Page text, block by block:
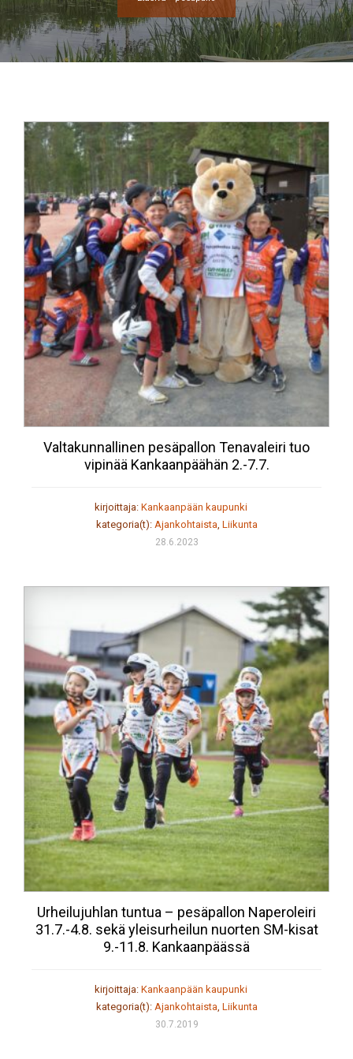
Valtakunnallinen pesäpallon Tenavaleiri tuo
vipinää Kankaanpäähän 2.-7.7.
kirjoittaja: Kankaanpään kaupunki
kategoria(t): Ajankohtaista, Liikunta
28.6.2023
Urheilujuhlan tuntua – pesäpallon Naperoleiri
31.7.-4.8. sekä yleisurheilun nuorten SM-kisat
9.-11.8. Kankaanpäässä
kirjoittaja: Kankaanpään kaupunki
kategoria(t): Ajankohtaista, Liikunta
30.7.2019